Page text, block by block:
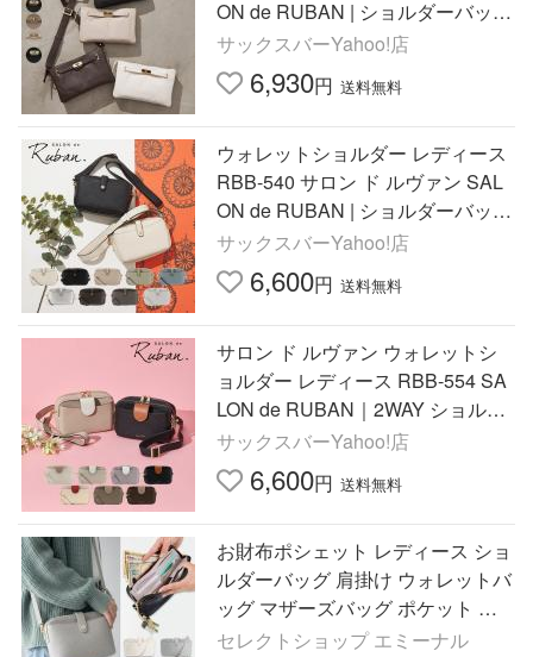
ON de RUBAN | ショルダーバッグ
ポシェット お財布ショルダー
サックスバーYahoo!店
6,930円 送料無料
ウォレットショルダー レディース
RBB-540 サロン ド ルヴァン SAL
ON de RUBAN | ショルダーバッグ
ミニショルダー 旅行 お出かけ
サックスバーYahoo!店
6,600円 送料無料
サロン ド ルヴァン ウォレットシ
ョルダー レディース RBB-554 SA
LON de RUBAN｜2WAY ショルダ
ーバッグ ボックスショルダー
サックスバーYahoo!店
6,600円 送料無料
お財布ポシェット レディース ショ
ルダーバッグ 肩掛け ウォレットバ
ッグ マザーズバッグ ポケット 斜
めがけ レザー 2way 横長
セレクトショップ エミーナル